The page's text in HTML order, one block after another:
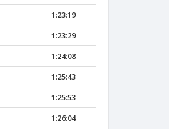
1:23:19
1:23:29
1:24:08
1:25:43
1:25:53
1:26:04